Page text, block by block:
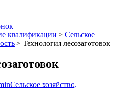
квалификации > Сельское
> Технология лесозаготовок
Сельское хозяйство,